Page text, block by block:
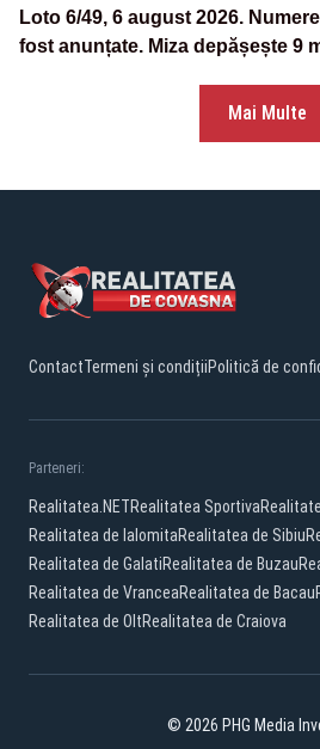
Loto 6/49, 6 august 2026.
fost anunțate. Miza depășește 9
Mai Multe
ContactTermeni și condițiiPolitică de
Parteneri:
Realitatea.NETRealitatea Sportiva
Realitatea de IalomitaRealitatea de Sibiu
Realitatea de GalatiRealitatea de Buzau
Realitatea de VranceaRealitatea de Bacau
Realitatea de OltRealitatea de Craiova
© 2026 PHG Media